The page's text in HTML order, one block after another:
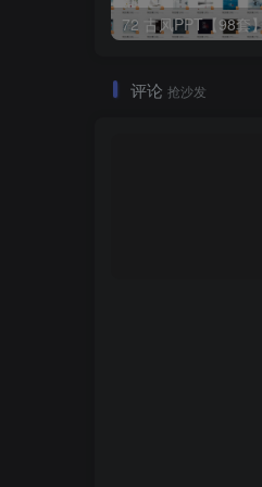
72 古风PPT【98套】
评论 抢沙发